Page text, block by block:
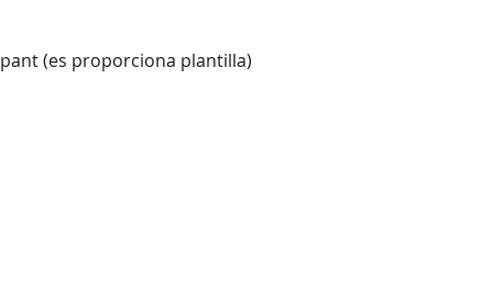
(es proporciona plantilla)